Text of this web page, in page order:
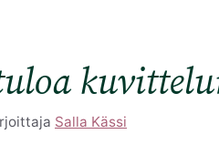
Salla Kässi